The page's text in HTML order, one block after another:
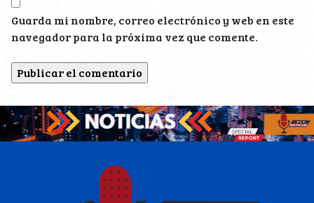
Guarda mi nombre, correo electrónico y web en este
navegador para la próxima vez que comente.